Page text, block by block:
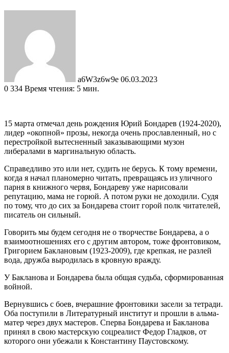
a6W3z6w9e 06.03.2023
0 334 Время чтения: 5 мин.
15 марта отмечал день рождения Юрий Бондарев (1924-2020),
лидер «окопной» прозы, некогда очень прославленный, но с
перестройкой вытесненный заказывающими музон
либералами в маргинальную область.
Справедливо это или нет, судить не берусь. К тому времени,
когда я начал планомерно читать, превращаясь из уличного
парня в книжного червя, Бондареву уже нарисовали
репутацию, мама не горюй. А потом руки не доходили. Судя
по тому, что до сих за Бондарева стоит горой полк читателей,
писатель он сильный.
Говорить мы будем сегодня не о творчестве Бондарева, а о
взаимоотношениях его с другим автором, тоже фронтовиком,
Григорием Баклановым (1923-2009), где крепкая, не разлей
вода, дружба выродилась в кровную вражду.
У Бакланова и Бондарева была общая судьба, сформированная
войной.
Вернувшись с боев, вчерашние фронтовики засели за тетради.
Оба поступили в Литературный институт и прошли в альма-
матер через двух мастеров. Сперва Бондарева и Бакланова
принял в свою мастерскую соцреалист Федор Гладков, от
которого они убежали к Константину Паустовскому.